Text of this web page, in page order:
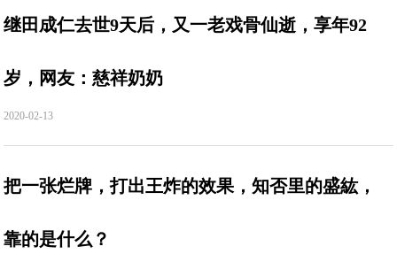
继田成仁去世9天后，又一老戏骨仙逝，享年92
岁，网友：慈祥奶奶
2020-02-13
把一张烂牌，打出王炸的效果，知否里的盛紘，
靠的是什么？